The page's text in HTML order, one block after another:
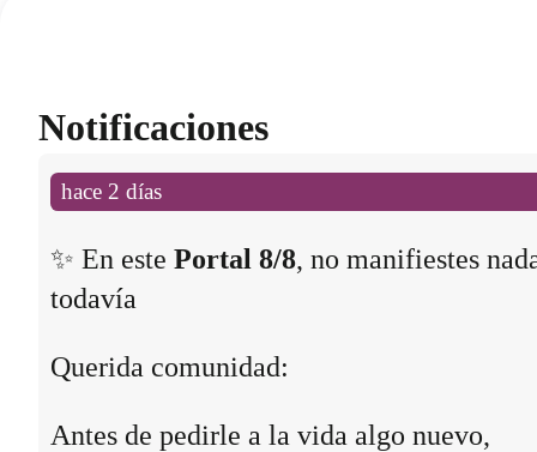
Notificaciones
hace 2 días
✨ En este Portal 8/8, no manifiestes
todavía
Querida comunidad:
Antes de pedirle a la vida algo nuevo,